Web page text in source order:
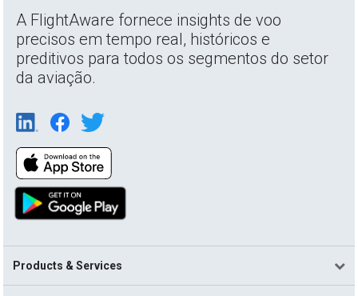
A FlightAware fornece insights de voo
precisos em tempo real, históricos e
preditivos para todos os segmentos do setor
da aviação.
Products & Services